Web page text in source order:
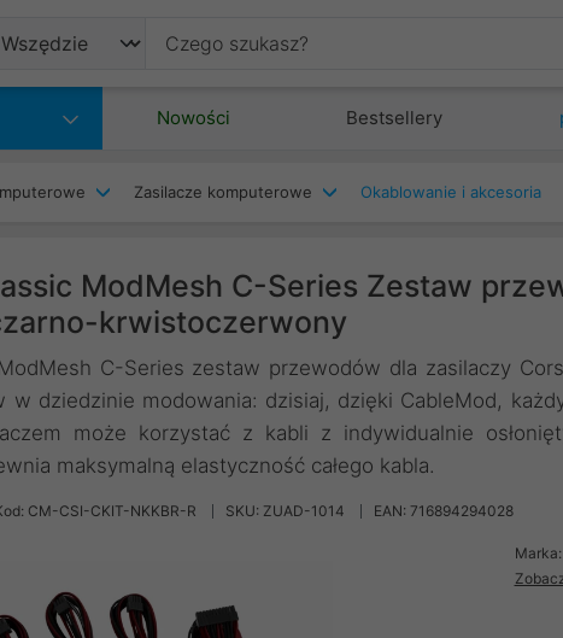
Nowości Bestsellery
Zasilacze komputerowe Okablowanie i akcesoria
ModMesh C-Series Zestaw
krwistoczerwony
C-Series zestaw przewodów dla zasilaczy
w dziedzinie modowania: dzisiaj, dzięki CableMod,
może korzystać z kabli z indywidualnie
maksymalną elastyczność całego kabla.
CM-CSI-CKIT-NKKBR-R SKU: ZUAD-1014 EAN: 716894294028
Marka: